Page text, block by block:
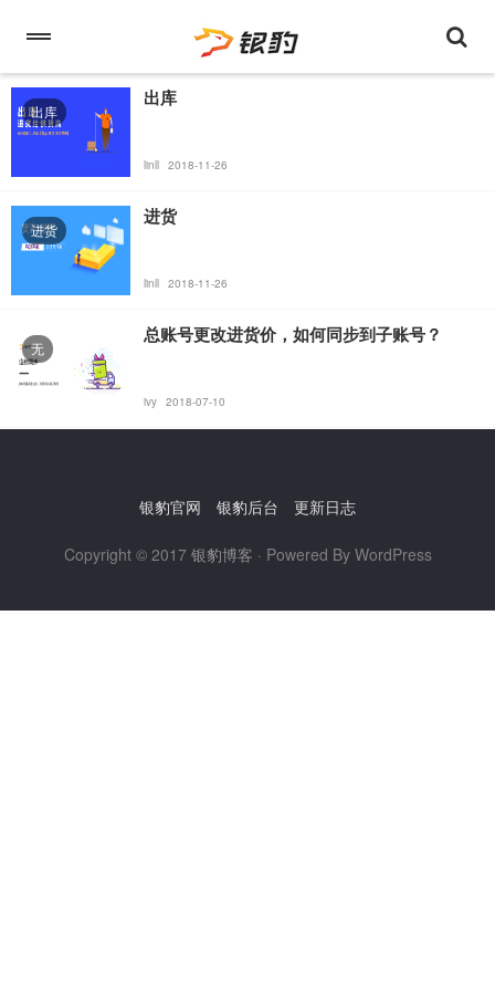
出库
出库
linll 2018-11-26
进货
进货
linll 2018-11-26
无
总账号更改进货价，如何同步到子账号？
ivy 2018-07-10
银豹官网 银豹后台 更新日志
Copyright © 2017 银豹博客 · Powered By WordPress